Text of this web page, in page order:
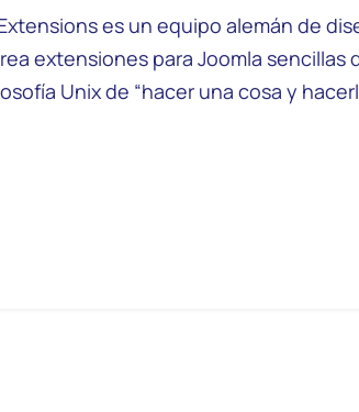
es un equipo alemán de
extensiones para Joomla
Unix de “hacer una cosa y